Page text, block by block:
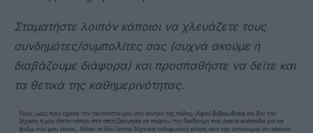
Σταματήστε λοιπόν κάποιοι να χλευάζετε τους
συνδημότες/συμπολίτες σας (συχνά ακούμε ή
διαβάζουμε διάφορα) και προσπαθήστε να δείτε και
τα θετικά της καθημερινότητας.